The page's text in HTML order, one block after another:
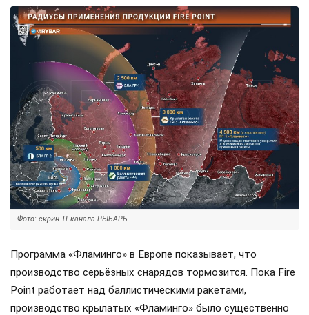
Фото: скрин ТГ-канала РЫБАРЬ
Программа «Фламинго» в Европе показывает, что
производство серьёзных снарядов тормозится. Пока Fire
Point работает над баллистическими ракетами,
производство крылатых «Фламинго» было существенно